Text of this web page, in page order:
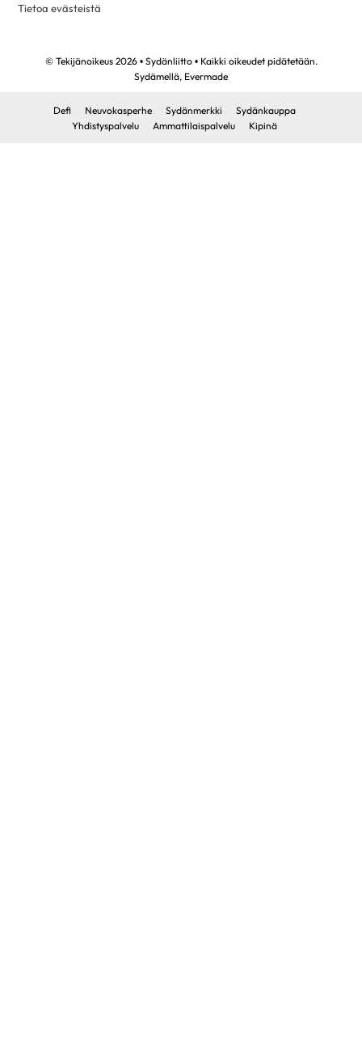
Tietoa evästeistä
© Tekijänoikeus 2026 • Sydänliitto • Kaikki oikeudet pidätetään.
Sydämellä, Evermade
Defi Neuvokasperhe Sydänmerkki
Sydänkauppa
Yhdistyspalvelu
Ammattilaispalvelu Kipinä